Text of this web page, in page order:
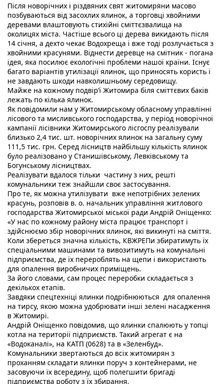
Після новорічних і різдвяних свят житомиряни масово
позбуваються від засохлих ялинок, а торговці хвойними
деревами влаштовують стихійні сміттєзвалища на
околицях міста. Частіше всього ці дерева викидають після
14 січня, а дехто чекає Водохреща і вже тоді розлучається з
хвойними красунями. Віднести деревце на смітник - погана
ідея, яка посилює екологічні проблеми нашої країни. Існує
багато варіантів утилізації ялинок, що приносять користь і
не завдають шкоди навколишньому середовищу.
Майже на кожному подвір’ї Житомира біля сміттєвих баків
лежать по кілька ялинок.
Як повідомили нам у Житомирському обласному управлінні
лісового та мисливського господарства, у період новорічної
кампанії лісівники Житомирського лісгоспу реалізували
близько 2,4 тис. шт. новорічних ялинок на загальну суму
111,5 тис. грн. Серед лісництв найбільшу кількість ялинок
було реалізовано у Станишівському, Левківському та
Богунському лісництвах.
Реалізувати вдалося тільки  частину з них, решті
комунальники теж знайшли своє застосування.
Про те, як можна утилізувати  вже непотрібних зелених
красунь, розповів в. о. начальник управління житлового
господарства Житомирської міської ради Андрій Оніщенко:
«У нас по кожному району міста працює транспорт і
здійснюємо збір новорічних ялинок, які викинуті на сміття.
Коли збереться значна кількість, КВЖРЕПи збиратимуть їх
спеціальними машинами та вивозитимуть на комунальні
підприємства, де їх перероблять на щепи і використають
для опалення виробничих приміщень.
За його словами, сам процес переробки складається з
декількох етапів.
Завдяки спецтехніці ялинки подрібнюються  для опалення
на тирсу, якою можна удобрювати інші зелені насадження
в Житомирі.
Андрій Оніщенко повідомив, що ялинки спалюють у топці
котла на території підприємств. Такий агрегат є на
«Водоканалі», на КАТП (0628) та в «Зеленбуд».
Комунальники звертаються до всіх житомирян з
проханням складати ялинки поруч з контейнерами, не
засовуючи їх всередину, щоб полегшити бригаді
підприємства роботу з їх збирання.